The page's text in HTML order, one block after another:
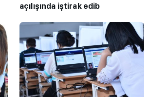
açılışında iştirak edib